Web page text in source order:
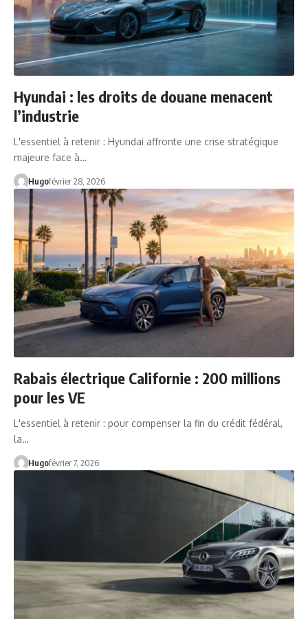
Hyundai : les droits de douane menacent
l’industrie
L'essentiel à retenir : Hyundai affronte une crise stratégique
majeure face à…
Hugofévrier 28, 2026
Rabais électrique Californie : 200 millions
pour les VE
L'essentiel à retenir : pour compenser la fin du crédit fédéral,
la…
Hugofévrier 7, 2026